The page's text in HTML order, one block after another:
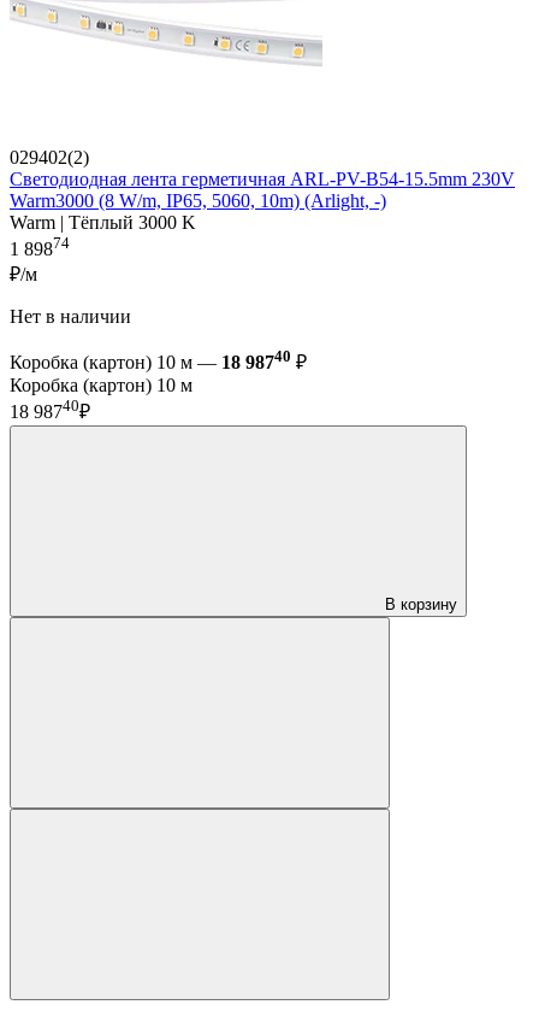
029402(2)
Светодиодная лента герметичная ARL-PV-B54-15.5mm 230V
Warm3000 (8 W/m, IP65, 5060, 10m) (Arlight, -)
Warm | Тёплый 3000 K
1 89874
₽/м
Нет в наличии
Коробка (картон) 10 м — 18 98740 ₽
Коробка (картон) 10 м
18 98740₽
В корзину